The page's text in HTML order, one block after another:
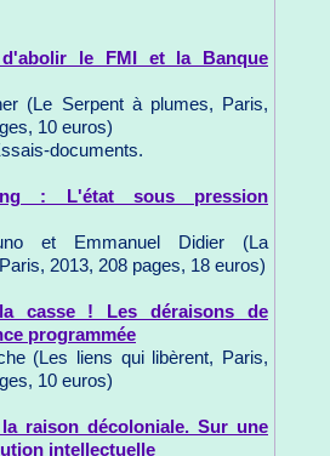
le FMI et la Banque
(Le Serpent à plumes, Paris,
10 euros)
documents.
: L'état sous pression
et Emmanuel Didier (La
2013, 208 pages, 18 euros)
casse ! Les déraisons de
programmée
(Les liens qui libèrent, Paris,
10 euros)
raison décoloniale. Sur une
intellectuelle